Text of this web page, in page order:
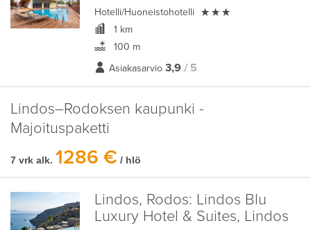
Hotelli/Huoneistohotelli 
1 km
100 m
Asiakasarvio 3,9 / 5
Lindos–Rodoksen kaupunki -
Majoituspaketti
7 vrk alk. 1286 € / hlö
Lindos, Rodos: Lindos Blu
Luxury Hotel & Suites, Lindos